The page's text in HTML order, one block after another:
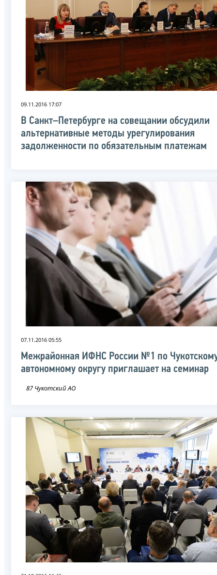
09.11.2016 17:07
В Санкт–Петербурге на совещании обсудили
альтернативные методы урегулирования
задолженности по обязательным платежам
07.11.2016 05:55
Межрайонная ИФНС России №1 по
автономному округу приглашает на семинар
87 Чукотский АО